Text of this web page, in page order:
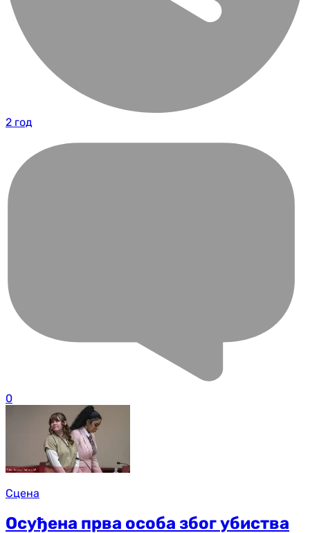
2 год
0
Сцена
Осуђена прва особа због убиства